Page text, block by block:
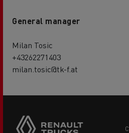
General manager
Milan Tosic
+43262271403
milan.tosic@tk-f.at